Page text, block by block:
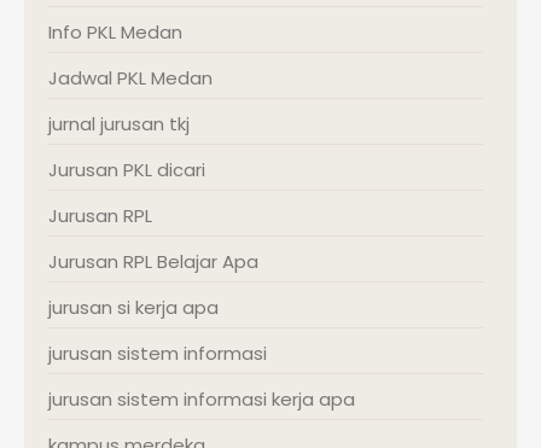
Info PKL Medan
Jadwal PKL Medan
jurnal jurusan tkj
Jurusan PKL dicari
Jurusan RPL
Jurusan RPL Belajar Apa
jurusan si kerja apa
jurusan sistem informasi
jurusan sistem informasi kerja apa